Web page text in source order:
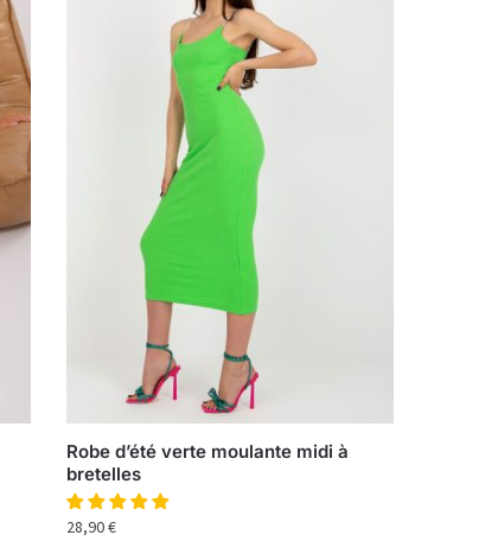
Robe d’été verte moulante midi à
bretelles
28,90€